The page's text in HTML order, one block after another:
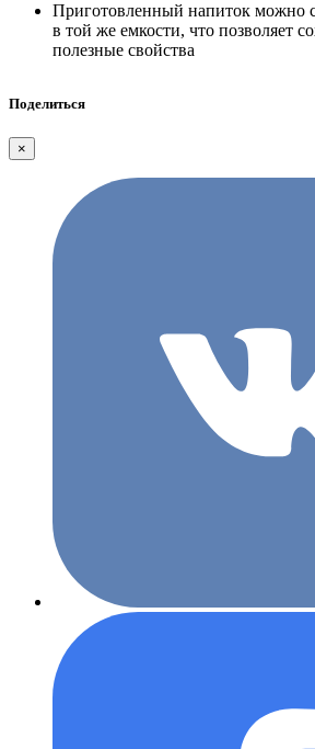
Приготовленный напиток можно
в той же емкости, что позволяет
полезные свойства
Поделиться
×